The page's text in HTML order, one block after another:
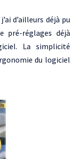
d’ailleurs déjà pu
pré-réglages déjà
La simplicité
du logiciel